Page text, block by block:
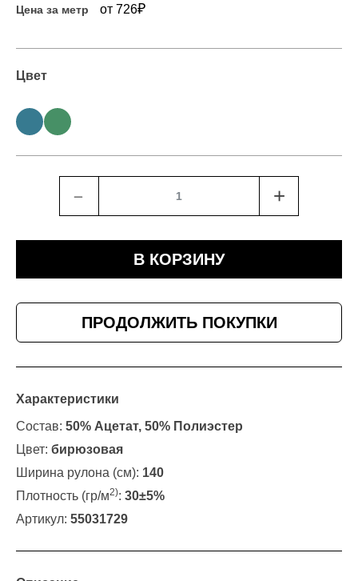
Цена за метр от 726₽
Цвет
﹣ +
В КОРЗИНУ
ПРОДОЛЖИТЬ ПОКУПКИ
Характеристики
Состав: 50% Ацетат, 50% Полиэстер
Цвет: бирюзовая
Ширина рулона (см): 140
Плотность (гр/м2): 30±5%
Артикул: 55031729